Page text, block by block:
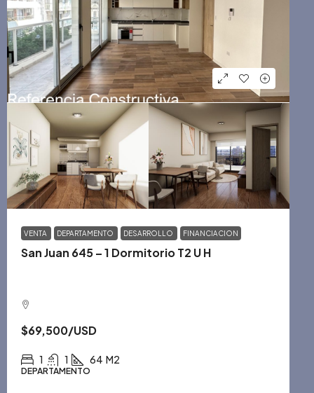
VENTA DEPARTAMENTO DESARROLLO FINANCIACION
San Juan 645 – 1 Dormitorio T2 U H
$69,500/USD
1 1 64 M2
DEPARTAMENTO